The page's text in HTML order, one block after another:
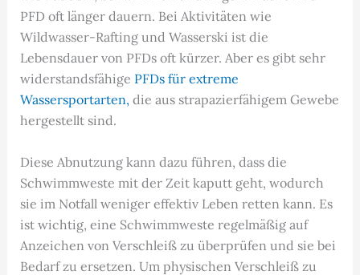
PFD oft länger dauern. Bei Aktivitäten wie
Wildwasser-Rafting und Wasserski ist die
Lebensdauer von PFDs oft kürzer. Aber es gibt sehr
widerstandsfähige PFDs für extreme
Wassersportarten, die aus strapazierfähigem Gewebe
hergestellt sind.
Diese Abnutzung kann dazu führen, dass die
Schwimmweste mit der Zeit kaputt geht, wodurch
sie im Notfall weniger effektiv Leben retten kann. Es
ist wichtig, eine Schwimmweste regelmäßig auf
Anzeichen von Verschleiß zu überprüfen und sie bei
Bedarf zu ersetzen. Um physischen Verschleiß zu